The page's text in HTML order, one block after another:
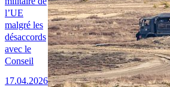
l’UE
malgré les
désaccords
avec le
Conseil
17.04.2026